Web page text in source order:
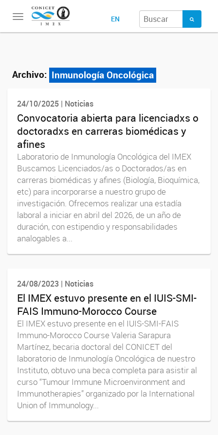
Toggle
navigation
EN
Archivo: Inmunología Oncológica
24/10/2025 | Noticias
Convocatoria abierta para licenciadxs o
doctoradxs en carreras biomédicas y
afines
Laboratorio de Inmunología Oncológica del IMEX
Buscamos Licenciados/as o Doctorados/as en
carreras biomédicas y afines (Biología, Bioquímica,
etc) para incorporarse a nuestro grupo de
investigación. Ofrecemos realizar una estadía
laboral a iniciar en abril del 2026, de un año de
duración, con estipendio y responsabilidades
analogables a...
24/08/2023 | Noticias
El IMEX estuvo presente en el IUIS-SMI-
FAIS Immuno-Morocco Course
El IMEX estuvo presente en el IUIS-SMI-FAIS
Immuno-Morocco Course Valeria Sarapura
Martínez, becaria doctoral del CONICET del
laboratorio de Inmunología Oncológica de nuestro
Instituto, obtuvo una beca completa para asistir al
curso “Tumour Immune Microenvironment and
Immunotherapies” organizado por la International
Union of Immunology...